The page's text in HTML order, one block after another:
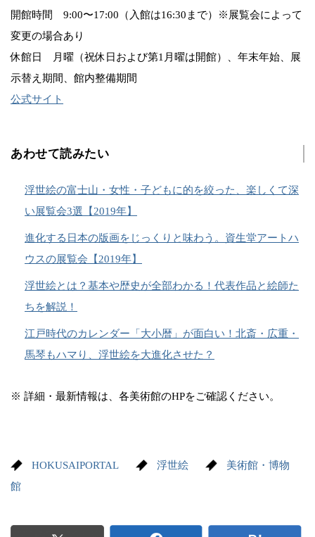
開館時間 9:00〜17:00（入館は16:30まで）※展覧会によって
変更の場合あり
休館日 月曜（祝休日および第1月曜は開館）、年末年始、展
示替え期間、館内整備期間
公式サイト
あわせて読みたい
浮世絵の富士山・女性・子どもに的を絞った、楽しくて深
い展覧会3選【2019年】
進化する日本の版画をじっくりと味わう。資生堂アートハ
ウスの展覧会【2019年】
浮世絵とは？基本や歴史が全部わかる！代表作品と絵師た
ちを解説！
江戸時代のカレンダー「大小暦」が面白い！北斎・広重・
馬琴もハマり、浮世絵を大進化させた？
※ 詳細・最新情報は、各美術館のHPをご確認ください。
HOKUSAIPORTAL 浮世絵
美術館・博物
館